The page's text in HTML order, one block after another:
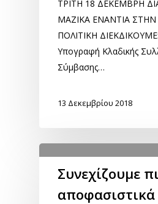
ΤΡΙΤΗ 18 ΔΕΚΕΜΒΡΗ
ΜΑΖΙΚΑ ΕΝΑΝΤΙΑ ΣΤΗΝ
ΠΟΛΙΤΙΚΗ
Υπογραφή Κλαδικής
Σύμβασης…
13 Δεκεμβρίου 2018
Συνεχίζουμε
αποφασιστικά